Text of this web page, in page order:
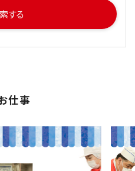
する
仕事